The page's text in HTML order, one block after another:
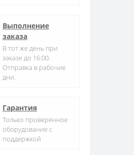
Выполнение
заказа
В тот же день при
заказе до 16:00.
Отправка в рабочие
дни.
Гарантия
Только проверенное
оборудование с
поддержкой